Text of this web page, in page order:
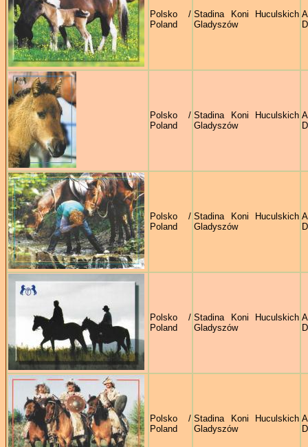
Polsko /
Poland
Stadina Koni Huculskich
Gladyszów
Polsko /
Poland
Stadina Koni Huculskich
Gladyszów
Polsko /
Poland
Stadina Koni Huculskich
Gladyszów
Polsko /
Poland
Stadina Koni Huculskich
Gladyszów
Polsko /
Poland
Stadina Koni Huculskich
Gladyszów